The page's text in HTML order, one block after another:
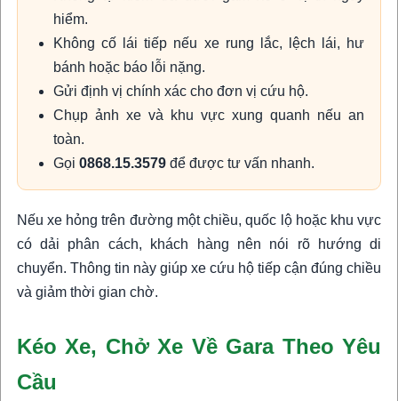
hiểm.
Không cố lái tiếp nếu xe rung lắc, lệch lái, hư
bánh hoặc báo lỗi nặng.
Gửi định vị chính xác cho đơn vị cứu hộ.
Chụp ảnh xe và khu vực xung quanh nếu an
toàn.
Gọi 0868.15.3579để được tư vấn nhanh.
Nếu xe hỏng trên đường một chiều, quốc lộ hoặc khu vực
có dải phân cách, khách hàng nên nói rõ hướng di
chuyển. Thông tin này giúp xe cứu hộ tiếp cận đúng chiều
và giảm thời gian chờ.
Kéo Xe, Chở Xe Về Gara Theo Yêu
Cầu